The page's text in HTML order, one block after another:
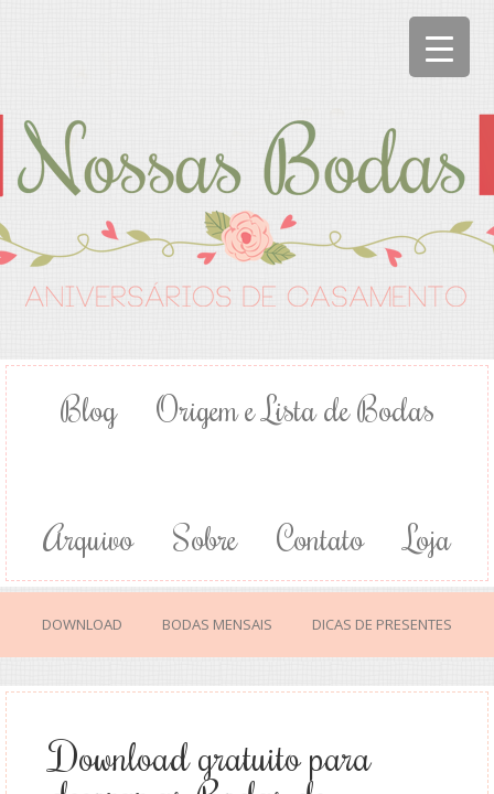
Blog Origem e Lista de Bodas
Arquivo Sobre Contato Loja
DOWNLOAD BODAS MENSAIS DICAS DE PRESENTES
Download gratuito para